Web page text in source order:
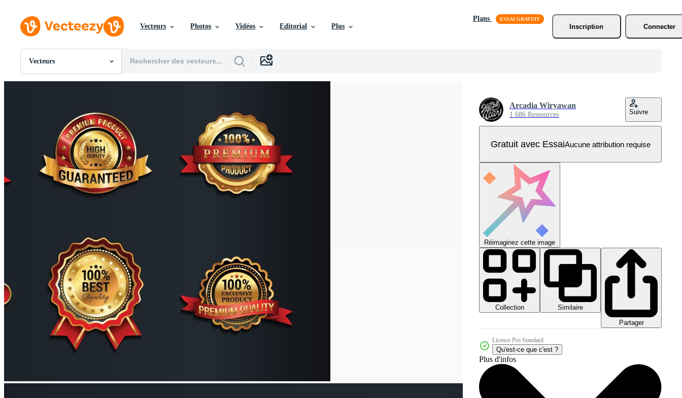
Vecteurs Photos Vidéos Editorial Plus
Plans
Inscription
Connecter
Vecteurs
Toutes Images
Modèles
Vecteurs
Vidéos
Motion graphics
Images Éditoriales
Événements Éditoriaux
Arcadia Wiryawan
1 686 Ressources Suivre
Gratuit avec EssaiAucune attribution requise
Réimaginez cette image
Collection
Similaire
Partager
Licence Pro Standard
Qu'est-ce que c'est ?
Plus d'infos